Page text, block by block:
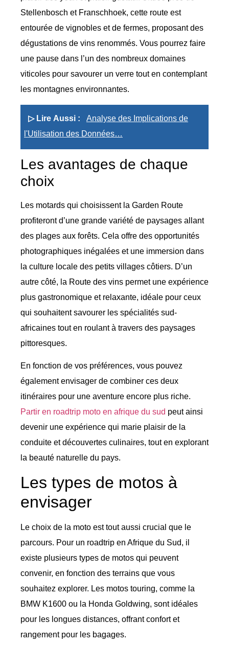
Stellenbosch et Franschhoek, cette route est
entourée de vignobles et de fermes, proposant des
dégustations de vins renommés. Vous pourrez faire
une pause dans l’un des nombreux domaines
viticoles pour savourer un verre tout en contemplant
les montagnes environnantes.
▷ Lire Aussi :
Analyse des Implications de
l'Utilisation des Données…
Les avantages de chaque
choix
Les motards qui choisissent la Garden Route
profiteront d’une grande variété de paysages allant
des plages aux forêts. Cela offre des opportunités
photographiques inégalées et une immersion dans
la culture locale des petits villages côtiers. D’un
autre côté, la Route des vins permet une expérience
plus gastronomique et relaxante, idéale pour ceux
qui souhaitent savourer les spécialités sud-
africaines tout en roulant à travers des paysages
pittoresques.
En fonction de vos préférences, vous pouvez
également envisager de combiner ces deux
itinéraires pour une aventure encore plus riche.
Partir en roadtrip moto en afrique du sud peut ainsi
devenir une expérience qui marie plaisir de la
conduite et découvertes culinaires, tout en explorant
la beauté naturelle du pays.
Les types de motos à
envisager
Le choix de la moto est tout aussi crucial que le
parcours. Pour un roadtrip en Afrique du Sud, il
existe plusieurs types de motos qui peuvent
convenir, en fonction des terrains que vous
souhaitez explorer. Les motos touring, comme la
BMW K1600 ou la Honda Goldwing, sont idéales
pour les longues distances, offrant confort et
rangement pour les bagages.